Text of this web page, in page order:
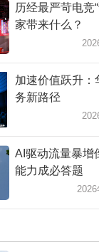
历经最严苛电竞
家带来什么？
加速价值跃升：
务新路径
AI驱动流量暴增
能力成必答题